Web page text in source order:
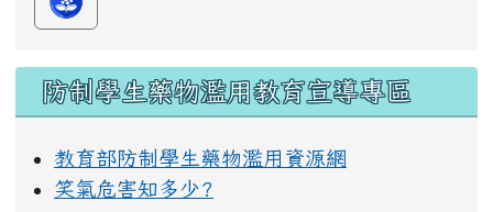
防制學生藥物濫用教育宣導專區
教育部防制學生藥物濫用資源網
笑氣危害知多少?